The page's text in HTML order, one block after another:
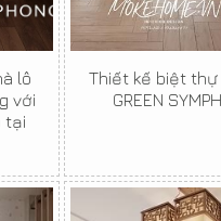
lô
với
tại
Thiết kế biệt thự
GREEN